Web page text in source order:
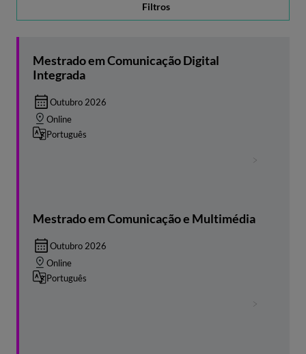
Filtros
Mestrado em Comunicação Digital
Integrada
Outubro 2026
Online
Português
Mestrado em Comunicação e Multimédia
Outubro 2026
Online
Português